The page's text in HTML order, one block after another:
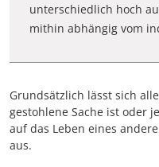
unterschiedlich hoch
mithin abhängig vom
Grundsätzlich lässt sich
gestohlene Sache ist oder
auf das Leben eines
aus.